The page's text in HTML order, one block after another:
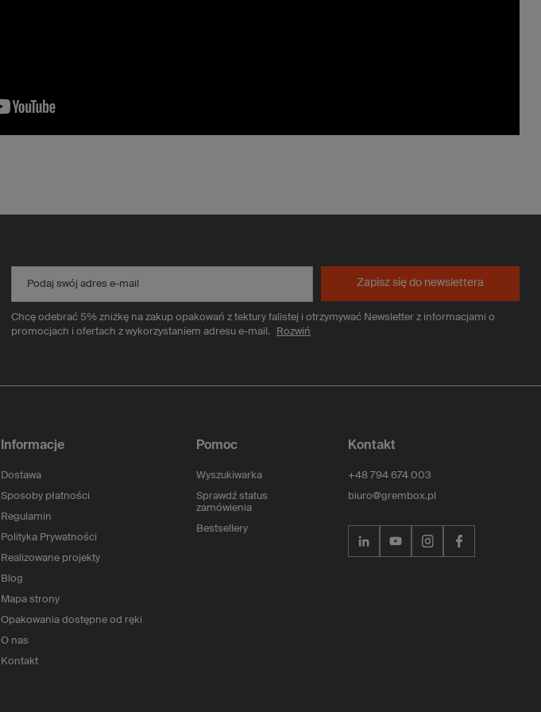
Podaj swój adres e-mail
Chcę odebrać 5% zniżkę na zakup opakowań z tektury falistej i otrzymywać Newsletter z informacjami o
promocjach i ofertach z wykorzystaniem adresu e-mail.
Rozwiń
Zapisz się do newslettera
Informacje
Dostawa
Sposoby płatności
Regulamin
Polityka Prywatności
Realizowane projekty
Blog
Mapa strony
Opakowania dostępne od ręki
O nas
Kontakt
Pomoc
Wyszukiwarka
Sprawdź status
zamówienia
Bestsellery
Kontakt
+48 794 674 003
biuro@grembox.pl